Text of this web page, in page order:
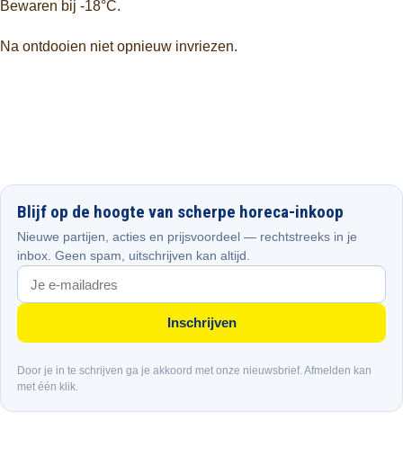
Bewaren bij -18°C.
Na ontdooien niet opnieuw invriezen.
Blijf op de hoogte van scherpe horeca-inkoop
Nieuwe partijen, acties en prijsvoordeel — rechtstreeks in je
inbox. Geen spam, uitschrijven kan altijd.
Inschrijven
Door je in te schrijven ga je akkoord met onze nieuwsbrief. Afmelden kan
met één klik.